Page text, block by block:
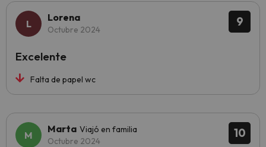
9
Lorena
Octubre 2024
Falta de papel wc
Excelente
10
Marta Viajó en familia
Octubre 2024